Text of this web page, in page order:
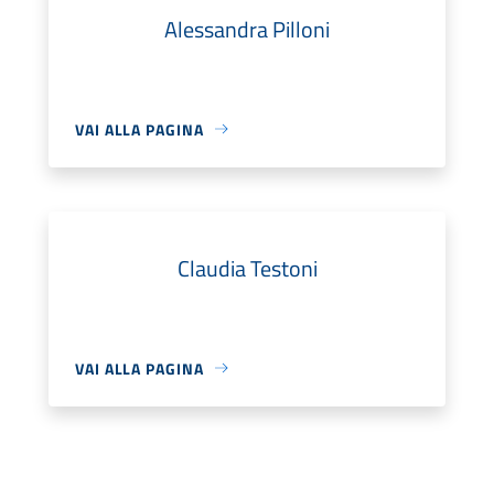
Alessandra Pilloni
VAI ALLA PAGINA
Claudia Testoni
VAI ALLA PAGINA